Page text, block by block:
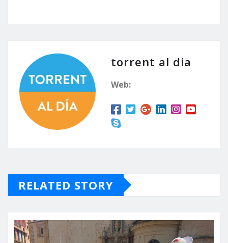
torrent al dia
Web:
RELATED STORY